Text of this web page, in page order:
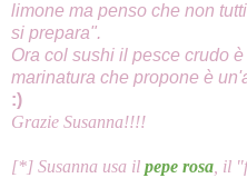
limone ma penso che non
si prepara".
Ora col sushi il pesce crudo
marinatura che propone è
:)
Grazie Susanna!!!!
[*] Susanna usa il pepe rosa , il